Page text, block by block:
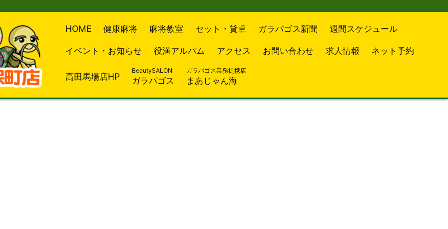
HOME 健康麻将 麻将教室 セット・貸卓 ガラパゴス新聞 週間スケジュール
イベント・お知らせ 役満アルバム アクセス お問い合わせ 求人情報 ネット予約
高田馬場店HP
BeautySALON
ガラパゴス
ガラパゴス業務提携店
まあじゃん海